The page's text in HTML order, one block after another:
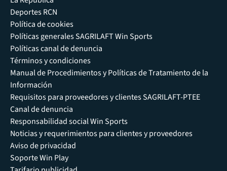
Deportes RCN
Política de cookies
Políticas generales SAGRILAFT Win Sports
Políticas canal de denuncia
Términos y condiciones
Manual de Procedimientos y Políticas de Tratamiento de la
Información
Requisitos para proveedores y clientes SAGRILAFT-PTEE
Canal de denuncia
Responsabilidad social Win Sports
Noticias y requerimientos para clientes y proveedores
Aviso de privacidad
Soporte Win Play